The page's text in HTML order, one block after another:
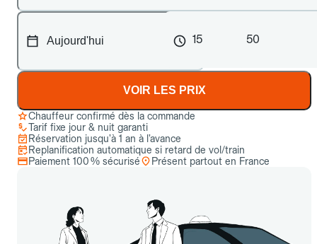
15 50
VOIR LES PRIX
Chauffeur confirmé dès la commande
Tarif fixe jour & nuit garanti
Réservation jusqu’à 1 an à l’avance
Replanification automatique si retard de vol/train
Paiement 100 % sécurisé
Présent partout en France